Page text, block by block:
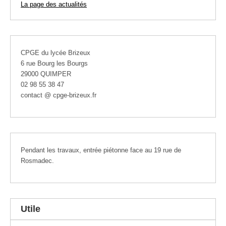
La page des actualités
CPGE du lycée Brizeux
6 rue Bourg les Bourgs
29000 QUIMPER
02 98 55 38 47
contact @ cpge-brizeux.fr
Pendant les travaux, entrée piétonne face au 19 rue de
Rosmadec.
Utile